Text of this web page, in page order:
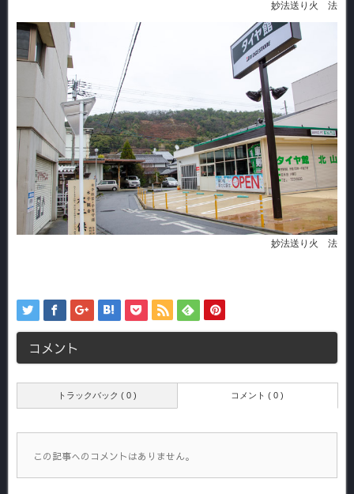
妙法送り火 法
妙法送り火 法
コメント
トラックバック ( 0 ) コメント ( 0 )
この記事へのコメントはありません。